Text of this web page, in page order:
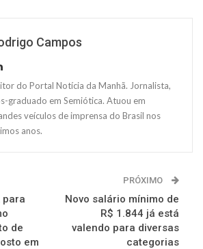
Campos
do Portal Notícia da Manhã. Jornalista,
graduado em Semiótica. Atuou em
veículos de imprensa do Brasil nos
anos.
para
de
em
PRÓXIMO
Novo salário mínimo de
R$ 1.844 já está
valendo para diversas
categorias